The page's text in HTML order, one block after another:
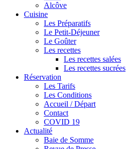
Alcôve
Cuisine
Les Préparatifs
Le Petit-Déjeuner
Le Goûter
Les recettes
Les recettes salées
Les recettes sucrées
Réservation
Les Tarifs
Les Conditions
Accueil / Départ
Contact
COVID 19
Actualité
Baie de Somme